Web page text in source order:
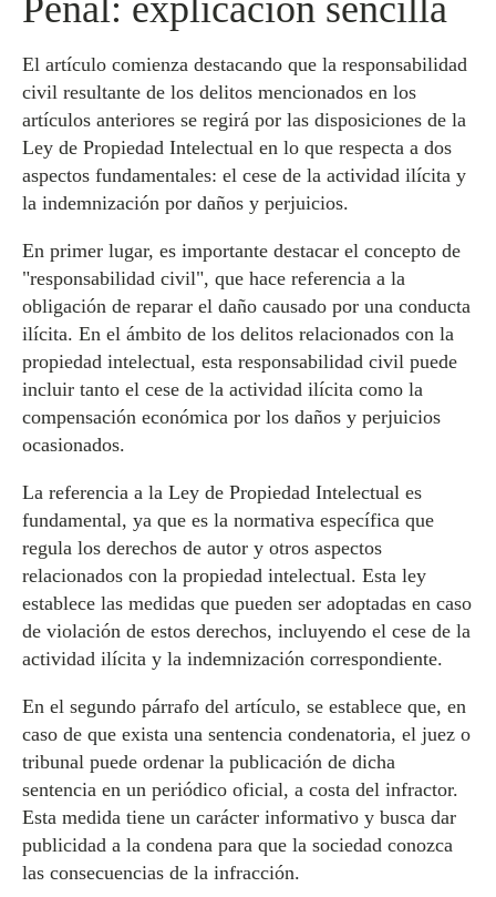
Penal: explicación sencilla
El artículo comienza destacando que la responsabilidad
civil resultante de los delitos mencionados en los
artículos anteriores se regirá por las disposiciones de la
Ley de Propiedad Intelectual en lo que respecta a dos
aspectos fundamentales: el cese de la actividad ilícita y
la indemnización por daños y perjuicios.
En primer lugar, es importante destacar el concepto de
"responsabilidad civil", que hace referencia a la
obligación de reparar el daño causado por una conducta
ilícita. En el ámbito de los delitos relacionados con la
propiedad intelectual, esta responsabilidad civil puede
incluir tanto el cese de la actividad ilícita como la
compensación económica por los daños y perjuicios
ocasionados.
La referencia a la Ley de Propiedad Intelectual es
fundamental, ya que es la normativa específica que
regula los derechos de autor y otros aspectos
relacionados con la propiedad intelectual. Esta ley
establece las medidas que pueden ser adoptadas en caso
de violación de estos derechos, incluyendo el cese de la
actividad ilícita y la indemnización correspondiente.
En el segundo párrafo del artículo, se establece que, en
caso de que exista una sentencia condenatoria, el juez o
tribunal puede ordenar la publicación de dicha
sentencia en un periódico oficial, a costa del infractor.
Esta medida tiene un carácter informativo y busca dar
publicidad a la condena para que la sociedad conozca
las consecuencias de la infracción.